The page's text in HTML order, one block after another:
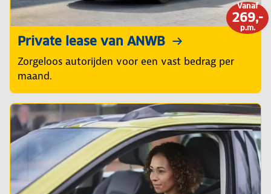
Vanaf
269,-
p.m.
Private lease van ANWB
Zorgeloos autorijden voor een vast bedrag per
maand.